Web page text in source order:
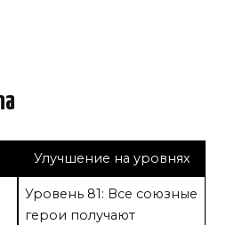
Улучшение на уровнях
Уровень 81: Все союзные
герои получают